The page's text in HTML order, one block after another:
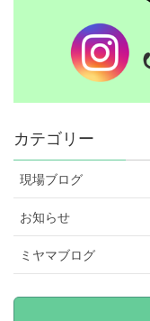
カテゴリー
現場ブログ
お知らせ
ミヤマブログ